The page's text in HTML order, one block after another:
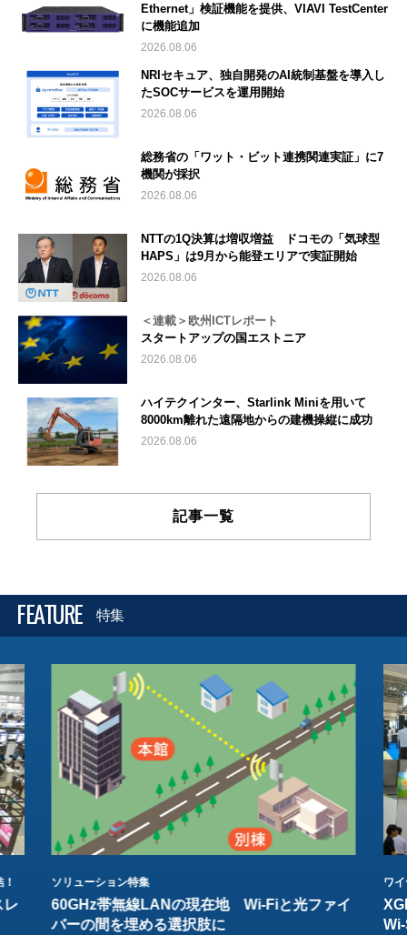
Ethernet」検証機能を提供、VIAVI TestCenter
に機能追加
2026.08.06
NRIセキュア、独自開発のAI統制基盤を導入し
たSOCサービスを運用開始
2026.08.06
総務省の「ワット・ビット連携関連実証」に7
機関が採択
2026.08.06
NTTの1Q決算は増収増益 ドコモの「気球型
HAPS」は9月から能登エリアで実証開始
2026.08.06
＜連載＞欧州ICTレポート
スタートアップの国エストニア
2026.08.06
ハイテクインター、Starlink Miniを用いて
8000km離れた遠隔地からの建機操縦に成功
2026.08.06
記事一覧
FEATURE 特集
レ
ソリューション特集
60GHz帯無線LANの現在地 Wi-Fiと光ファイ
バーの間を埋める選択肢に
ワ